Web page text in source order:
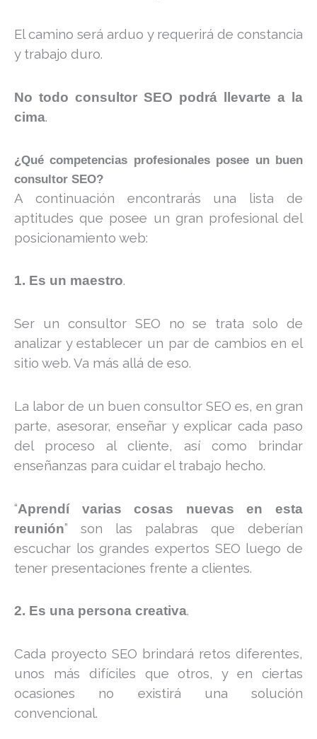
El camino será arduo y requerirá de constancia
y trabajo duro.
No todo consultor SEO podrá llevarte a la
cima.
¿Qué competencias profesionales posee un buen
consultor SEO?
A continuación encontrarás una lista de
aptitudes que posee un gran profesional del
posicionamiento web:
1. Es un maestro.
Ser un consultor SEO no se trata solo de
analizar y establecer un par de cambios en el
sitio web. Va más allá de eso.
La labor de un buen consultor SEO es, en gran
parte, asesorar, enseñar y explicar cada paso
del proceso al cliente, así como brindar
enseñanzas para cuidar el trabajo hecho.
“Aprendí varias cosas nuevas en esta
reunión” son las palabras que deberían
escuchar los grandes expertos SEO luego de
tener presentaciones frente a clientes.
2. Es una persona creativa.
Cada proyecto SEO brindará retos diferentes,
unos más difíciles que otros, y en ciertas
ocasiones no existirá una solución
convencional.